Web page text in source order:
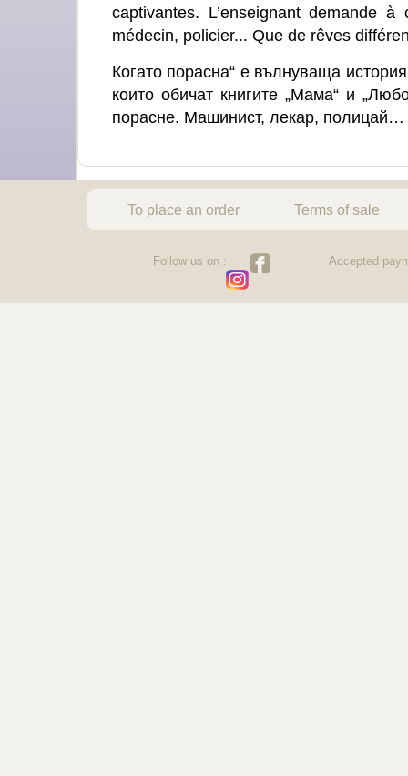
captivantes. L’enseignant demande
médecin, policier... Que de rêves
Когато порасна“ е вълнуваща
които обичат книгите „Мама“ и
порасне. Машинист, лекар, полицай…
To place an order Terms of sale
Follow us on : Accepted